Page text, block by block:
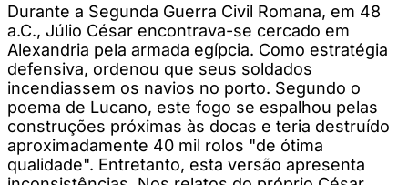
Durante a Segunda Guerra Civil Romana, em 48
a.C., Júlio César encontrava-se cercado em
Alexandria pela armada egípcia. Como estratégia
defensiva, ordenou que seus soldados
incendiassem os navios no porto. Segundo o
poema de Lucano, este fogo se espalhou pelas
construções próximas às docas e teria destruído
aproximadamente 40 mil rolos "de ótima
qualidade". Entretanto, esta versão apresenta